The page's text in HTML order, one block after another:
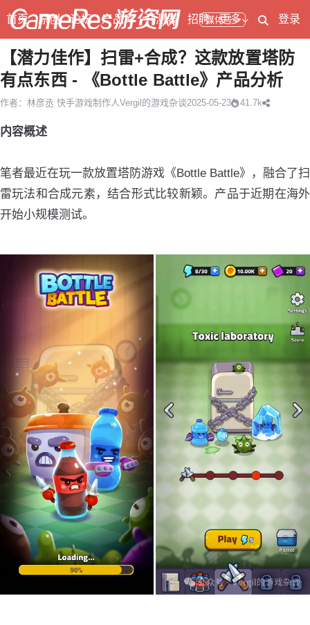
媒体号
首页 原创 论坛 产品库 开测表 招聘 更多 登录
【潜力佳作】扫雷+合成？这款放置塔防
有点东西 - 《Bottle Battle》产品分析
作者：林彦丞 快手游戏制作人Vergil的游戏杂谈2025-05-23 41.7k
内容概述
笔者最近在玩一款放置塔防游戏《Bottle Battle》，融合了扫
雷玩法和合成元素，结合形式比较新颖。产品于近期在海外
开始小规模测试。